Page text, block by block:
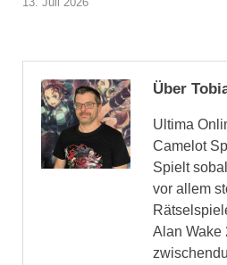
Über
Ultima
Camelot
Spielt
vor allem
Alan Wake